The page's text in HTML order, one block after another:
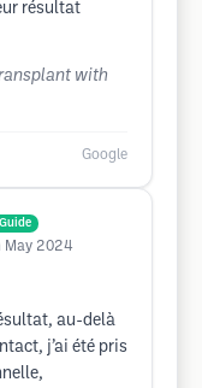
résultat
with
Google
May 2024
au-delà
j’ai été pris